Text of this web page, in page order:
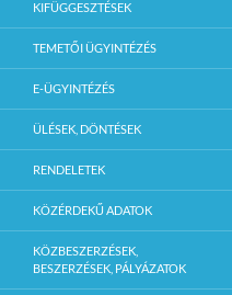
KIFÜGGESZTÉSEK
TEMETŐI ÜGYINTÉZÉS
E-ÜGYINTÉZÉS
ÜLÉSEK, DÖNTÉSEK
RENDELETEK
KÖZÉRDEKŰ ADATOK
KÖZBESZERZÉSEK,
BESZERZÉSEK, PÁLYÁZATOK